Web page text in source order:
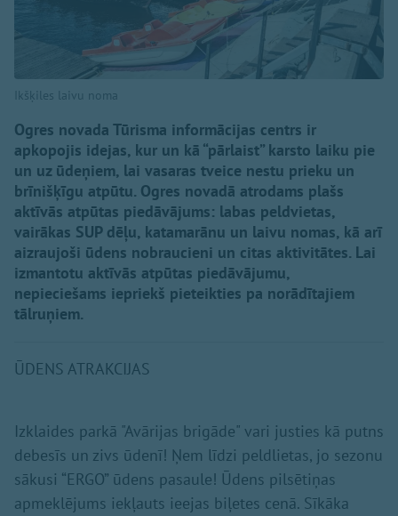
Ikšķiles laivu noma
Ogres novada Tūrisma informācijas centrs ir
apkopojis idejas, kur un kā “pārlaist” karsto laiku pie
un uz ūdeņiem, lai vasaras tveice nestu prieku un
brīnišķīgu atpūtu. Ogres novadā atrodams plašs
aktīvās atpūtas piedāvājums: labas peldvietas,
vairākas SUP dēļu, katamarānu un laivu nomas, kā arī
aizraujoši ūdens nobraucieni un citas aktivitātes. Lai
izmantotu aktīvās atpūtas piedāvājumu,
nepieciešams iepriekš pieteikties pa norādītajiem
tālruņiem.
ŪDENS ATRAKCIJAS
Izklaides parkā "Avārijas brigāde" vari justies kā putns
debesīs un zivs ūdenī! Ņem līdzi peldlietas, jo sezonu
sākusi “ERGO” ūdens pasaule! Ūdens pilsētiņas
apmeklējums iekļauts ieejas biļetes cenā. Sīkāka